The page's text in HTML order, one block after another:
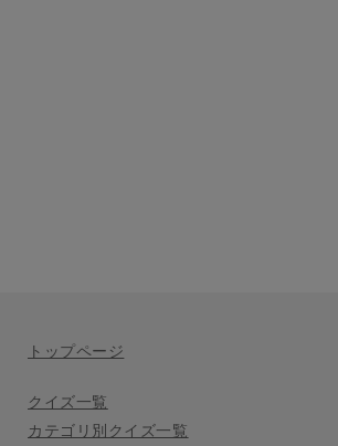
トップページ
クイズ一覧
カテゴリ別クイズ一覧